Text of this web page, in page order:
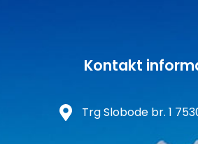
Kontakt
Trg Slobode br. 1